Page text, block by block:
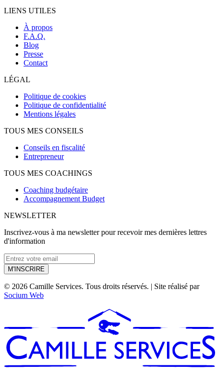
LIENS UTILES
À propos
F.A.Q.
Blog
Presse
Contact
LÉGAL
Politique de cookies
Politique de confidentialité
Mentions légales
TOUS MES CONSEILS
Conseils en fiscalité
Entrepreneur
TOUS MES COACHINGS
Coaching budgétaire
Accompagnement Budget
NEWSLETTER
Inscrivez-vous à ma newsletter pour recevoir mes dernières lettres
d'information
M'INSCRIRE
© 2026 Camille Services. Tous droits réservés. | Site réalisé par
Socium Web